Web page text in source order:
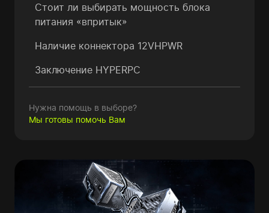
Стоит ли выбирать мощность блока
питания «впритык»
Наличие коннектора 12VHPWR
Заключение HYPERPC
Нужна помощь в выборе?
Мы готовы помочь Вам